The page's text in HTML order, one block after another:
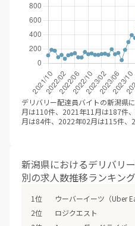
デリバリー配達員バイトの新潟県
月は110件、2021年11月は187件
月は84件、2022年02月は115件
は111件、2022年05月は125件
116件、2023年02月は128件、
117件、2023年05月は195件、
144件、2023年08月は43件、
498件、2024年02月は643件、
378件、2024年08月は380件、
新潟県におけるデリバリ
別の求人数推移ランキン
ウーバーイーツ（Uber
ロジクエスト